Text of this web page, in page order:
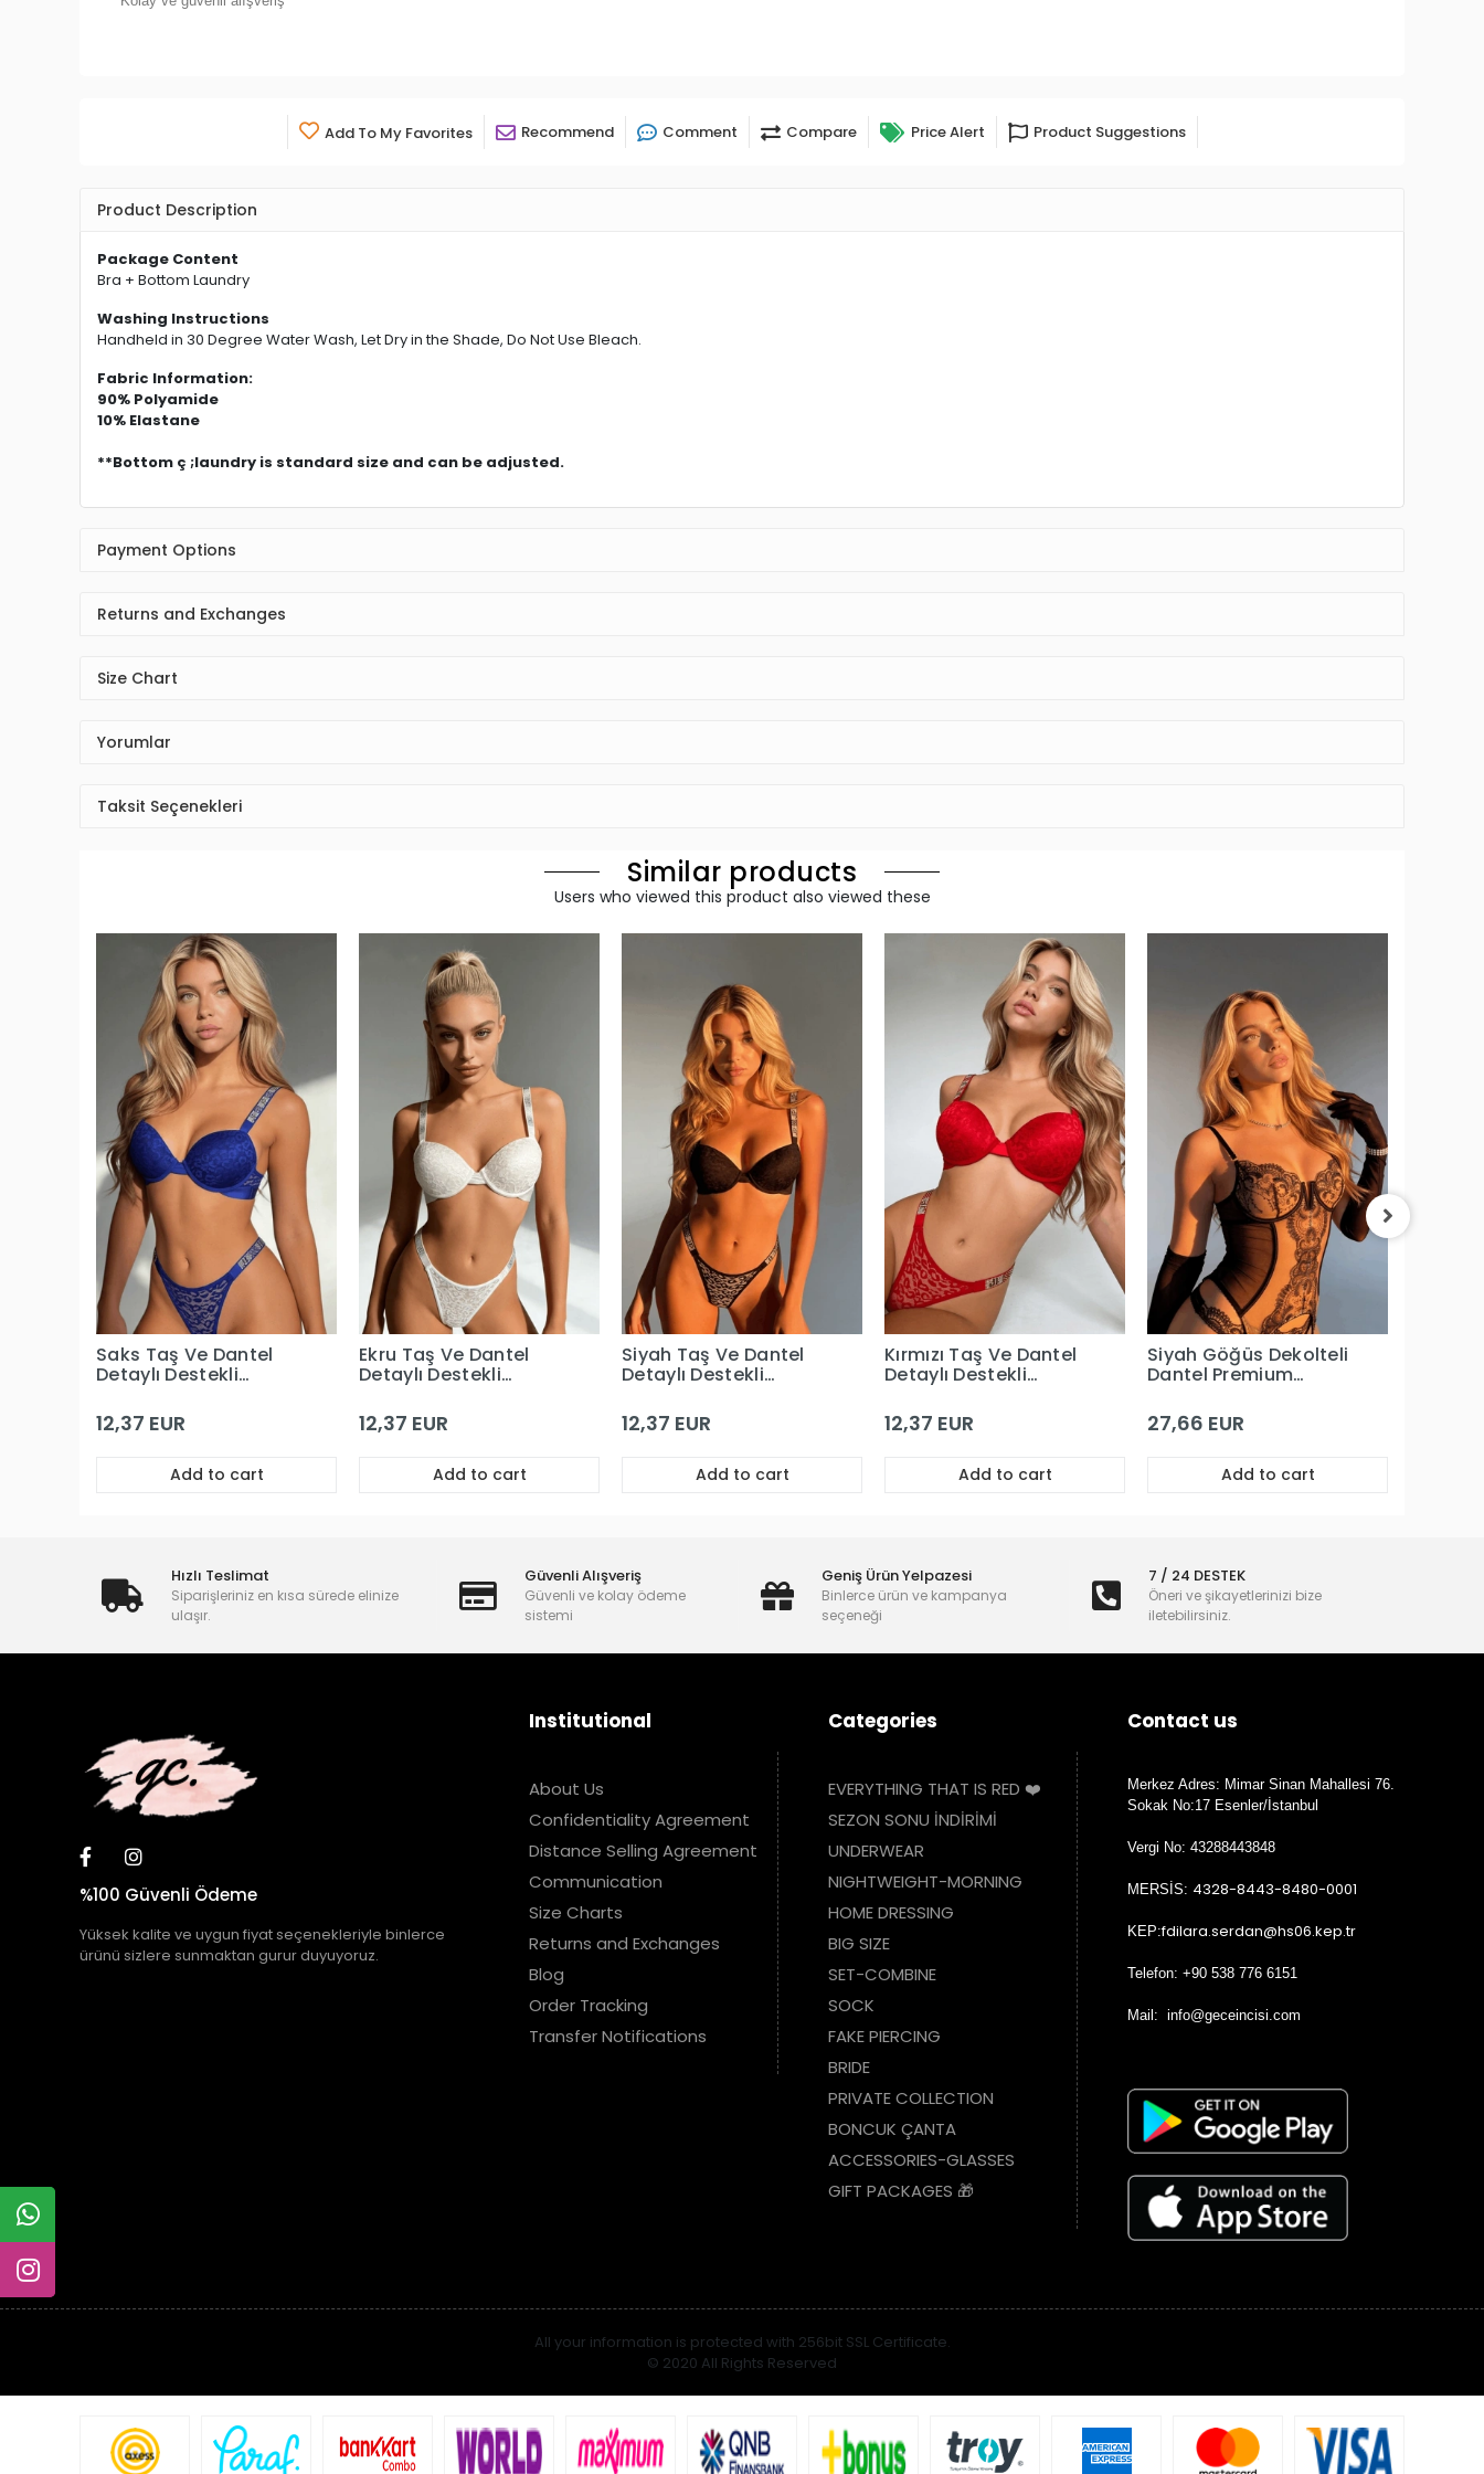
Add To My Favorites Recommend Comment Compare Price Alert Product Suggestions
Product Description
Package Content
Bra + Bottom Laundry
Washing Instructions
Handheld in 30 Degree Water Wash, Let Dry in the Shade, Do Not Use Bleach.
Fabric Information:
90% Polyamide
10% Elastane
**Bottom ç ;laundry is standard size and can be adjusted.
Payment Options
Returns and Exchanges
Size Chart
Yorumlar
Taksit Seçenekleri
Similar products
Users who viewed this product also viewed these
Saks Taş Ve Dantel
Detaylı Destekli
12,37 EUR
Add to cart
Ekru Taş Ve Dantel
Detaylı Destekli
12,37 EUR
Add to cart
Siyah Taş Ve Dantel
Detaylı Destekli
12,37 EUR
Add to cart
Kırmızı Taş Ve Dantel
Detaylı Destekli
12,37 EUR
Add to cart
Siyah Göğüs Dekolteli
Dantel Premium
Takım
27,66 EUR
Add to cart
Hızlı Teslimat
Siparişleriniz en kısa sürede elinize
ulaşır.
Güvenli Alışveriş
Güvenli ve kolay ödeme
sistemi
Geniş Ürün Yelpazesi
Binlerce ürün ve kampanya
seçeneği
7 / 24 DESTEK
Öneri ve şikayetlerinizi bize
iletebilirsiniz.
%100 Güvenli Ödeme
Yüksek kalite ve uygun fiyat seçenekleriyle binlerce
ürünü sizlere sunmaktan gurur duyuyoruz.
Institutional
About Us
Confidentiality Agreement
Distance Selling Agreement
Communication
Size Charts
Returns and Exchanges
Blog
Order Tracking
Transfer Notifications
Categories
EVERYTHING THAT IS RED ❤️
SEZON SONU İNDİRİMİ
UNDERWEAR
NIGHTWEIGHT-MORNING
HOME DRESSING
BIG SIZE
SET-COMBINE
SOCK
FAKE PIERCING
BRIDE
PRIVATE COLLECTION
BONCUK ÇANTA
ACCESSORIES-GLASSES
GIFT PACKAGES 🎁
Contact us
Merkez Adres: Mimar Sinan Mahallesi 76.
Sokak No:17 Esenler/İstanbul
Vergi No: 43288443848
MERSİS: 4328-8443-8480-0001
KEP:fdilara.serdan@hs06.kep.tr
Telefon: +90 538 776 6151
Mail: info@geceincisi.com
All your information is protected with 256bit SSL Certificate.
© 2020 All Rights Reserved